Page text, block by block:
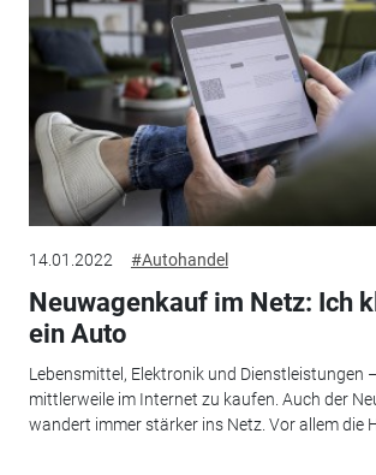
14.01.2022 #Autohandel
Neuwagenkauf im Netz: Ich
ein Auto
Lebensmittel, Elektronik und Dienstleistungen
mittlerweile im Internet zu kaufen. Auch der
wandert immer stärker ins Netz. Vor allem die